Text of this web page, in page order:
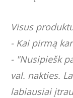
Visus
- Kai pirmą
- "Nusipiešk
val. nakties.
labiausiai